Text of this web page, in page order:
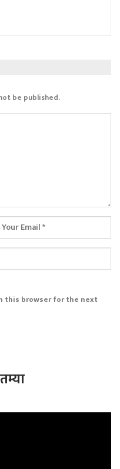
be published.
this browser for the next